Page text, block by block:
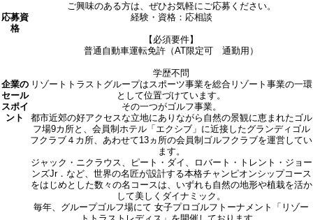
ご興味のある方は、ぜひお気軽にご応募ください。
応募資
格
経験・資格：応相談
【必須要件】
普通自動車運転免許（AT限定可 通勤用）
学歴不問
企業の
セール
スポイ
ント
リゾートトラストグループはスポーツ事業を総合リゾート事業の一環
として位置づけています。
その一つがゴルフ事業。
都市近郊の好アクセスな立地にありながら自然の景観に恵まれたゴル
フ場9カ所と、会員制ホテル「エクシブ」に近接したグランディゴル
フクラブ４カ所、あわせて13ヵ所の会員制ゴルフクラブを運営してい
ます。
ジャック・ニクラウス、ピート・ダイ、ロバート・トレント・ジョー
ンズJr．など、世界の名匠が設計する本格チャンピオンシップコース
をはじめとした数々の名コースは、いずれも自然の地形や植栽を活か
して美しくダイナミック。
毎年、グループゴルフ場にて 女子プロゴルフトーナメント「リゾー